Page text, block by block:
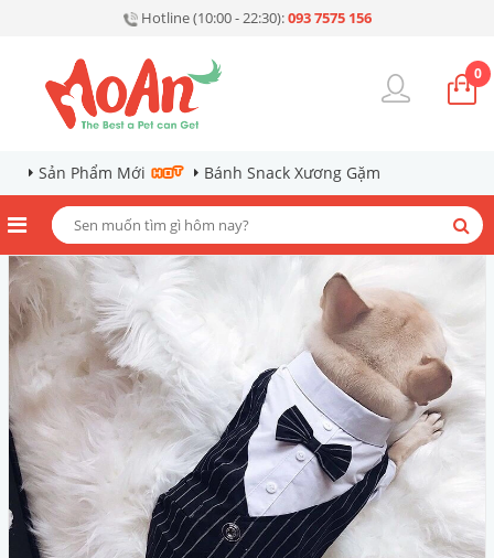
Hotline (10:00 - 22:30):093 7575 156
0
Sản Phẩm Mới Bánh Snack Xương Gặm